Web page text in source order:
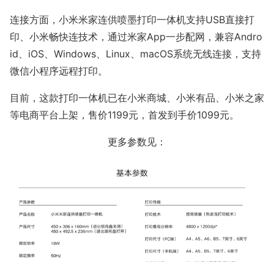
连接方面，小米米家连供喷墨打印一体机支持USB直接打
印、小米畅快连技术，通过米家App一步配网，兼容Andro
id、iOS、Windows、Linux、macOS系统无线连接，支持
微信小程序远程打印。
目前，这款打印一体机已在小米商城、小米有品、小米之家
等电商平台上架，售价1199元，首发到手价1099元。
更多参数见：